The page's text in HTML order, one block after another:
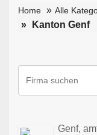
Home Alle
Kanton Genf
Genf,